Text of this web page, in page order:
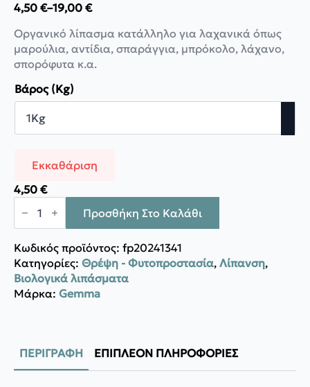
4,50 €–19,00 €
Price
range:
4,50 €
through
19,00 €
Οργανικό λίπασμα κατάλληλο για λαχανικά όπως
μαρούλια, αντίδια, σπαράγγια, μπρόκολο, λάχανο,
σπορόφυτα κ.α.
Βάρος (Kg)
Εκκαθάριση
4,50 €
Gemma
Οργανικό
λίπασμα
ποσότητα
Προσθήκη Στο Καλάθι
Κωδικός προϊόντος: fp20241341
Κατηγορίες: Θρέψη - Φυτοπροστασία, Λίπανση,
Βιολογικά λιπάσματα
Μάρκα: Gemma
ΠΕΡΙΓΡΑΦΉ ΕΠΙΠΛΈΟΝ ΠΛΗΡΟΦΟΡΊΕΣ